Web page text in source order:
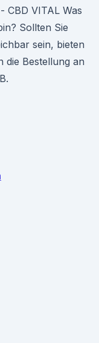
CBD VITAL Was
Sollten Sie
sein, bieten
die Bestellung an